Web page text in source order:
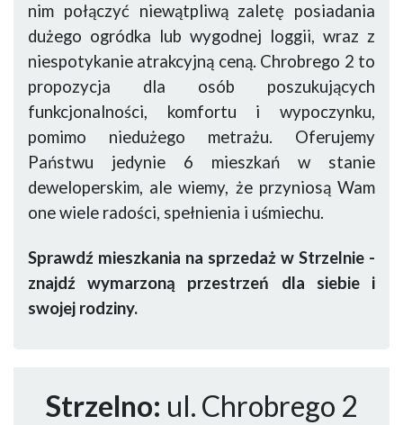
nim połączyć niewątpliwą zaletę posiadania
dużego ogródka lub wygodnej loggii, wraz z
niespotykanie atrakcyjną ceną. Chrobrego 2 to
propozycja dla osób poszukujących
funkcjonalności, komfortu i wypoczynku,
pomimo niedużego metrażu. Oferujemy
Państwu jedynie 6 mieszkań w stanie
deweloperskim, ale wiemy, że przyniosą Wam
one wiele radości, spełnienia i uśmiechu.
Sprawdź mieszkania na sprzedaż w Strzelnie -
znajdź wymarzoną przestrzeń dla siebie i
swojej rodziny.
Strzelno: ul. Chrobrego 2